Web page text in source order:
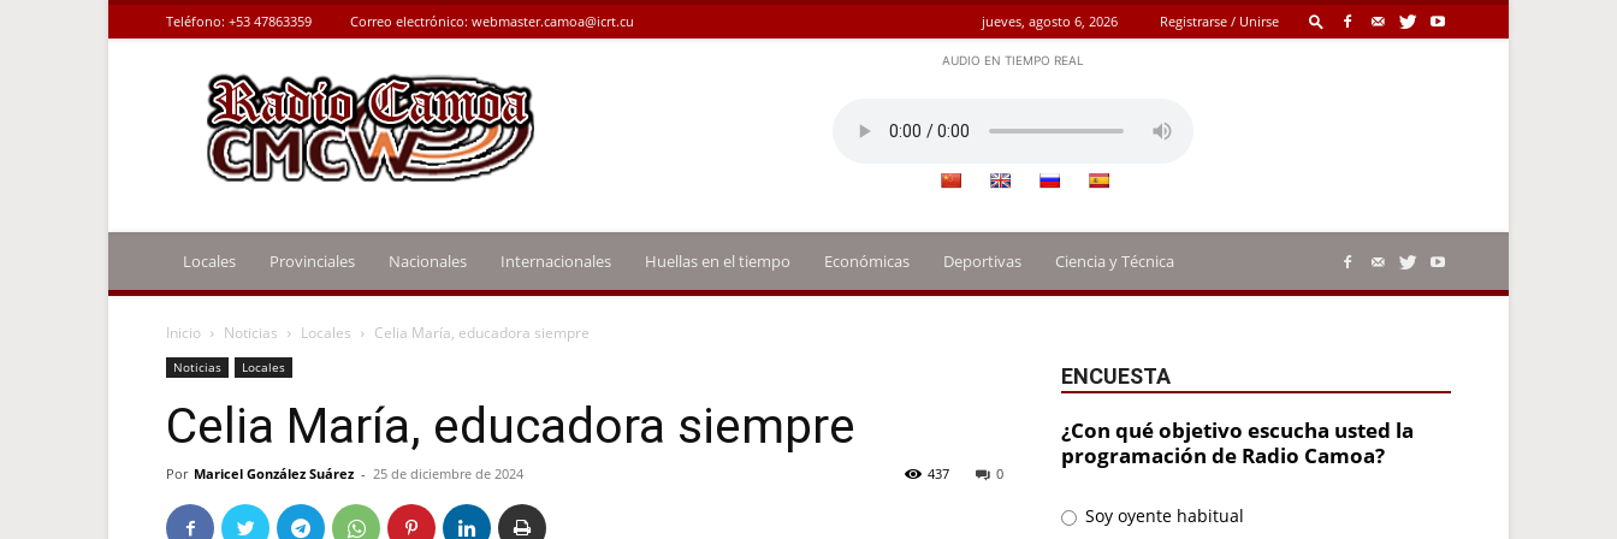
jueves, agosto 6, 2026 Registrarse / Unirse
Teléfono: +53 47863359 Correo electrónico: webmaster.camoa@icrt.cu
Radio
Camoa
AUDIO EN TIEMPO REAL
Locales Provinciales Nacionales Internacionales Huellas en el tiempo Económicas Deportivas Ciencia y Técnica
Inicio Noticias Locales Celia María, educadora siempre
Noticias Locales
Celia María, educadora siempre
Por Maricel González Suárez - 25 de diciembre de 2024 0
437
ENCUESTA
¿Con qué objetivo escucha usted la
programación de Radio Camoa?
Soy oyente habitual